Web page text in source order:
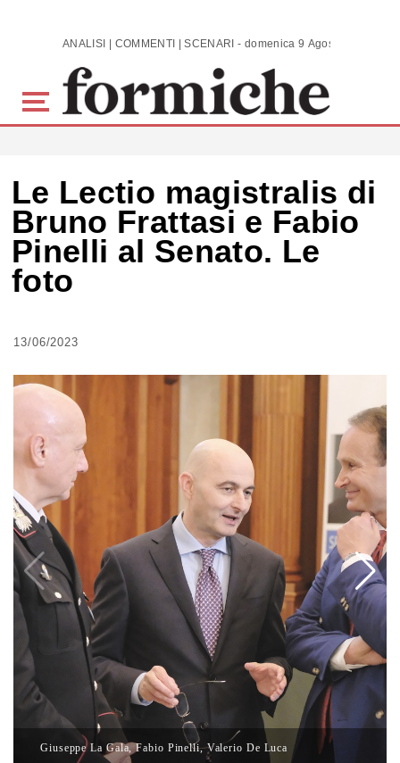
Skip to main content ANALISI | COMMENTI | SCENARI - domenica 9 Agosto 2026
Le Lectio magistralis di
Bruno Frattasi e Fabio
Pinelli al Senato. Le
foto
13/06/2023
Giuseppe La Gala, Fabio Pinelli, Valerio De Luca